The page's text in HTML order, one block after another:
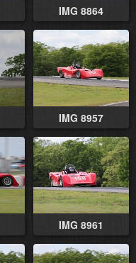
IMG 8864
IMG 8957
IMG 8961